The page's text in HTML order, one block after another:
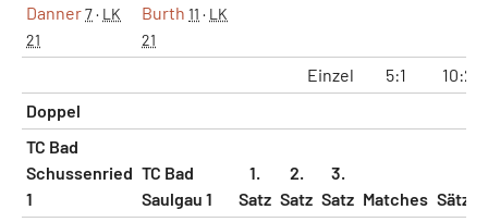
Danner7· LK
21
Burth 11 · LK
21
Einzel 5:1
10:2
Doppel
TC Bad
Schussenried
1
TC Bad
Saulgau 1
1.
Satz
2.
Satz
3.
Satz Matches Sätze